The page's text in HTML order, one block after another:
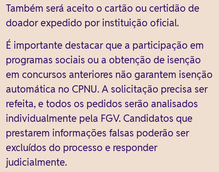
Também será aceito o cartão ou certidão de
doador expedido por instituição oficial.
É importante destacar que a participação em
programas sociais ou a obtenção de isenção
em concursos anteriores não garantem isenção
automática no CPNU. A solicitação precisa ser
refeita, e todos os pedidos serão analisados
individualmente pela FGV. Candidatos que
prestarem informações falsas poderão ser
excluídos do processo e responder
judicialmente.